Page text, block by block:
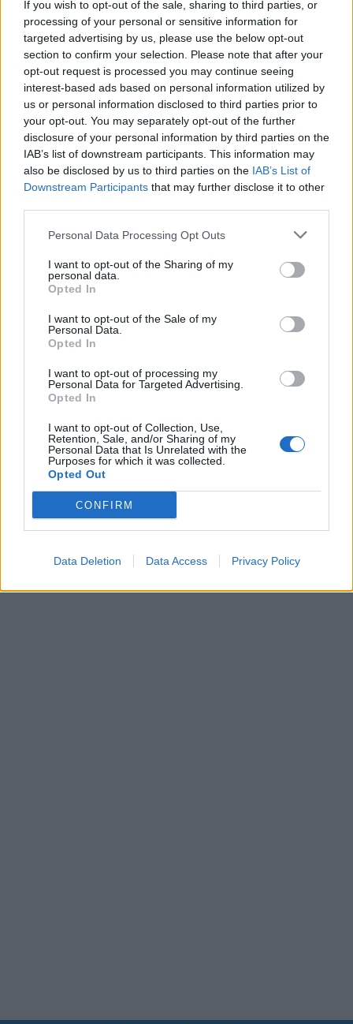
If you wish to opt-out of the sale, sharing to third parties, or
processing of your personal or sensitive information for
targeted advertising by us, please use the below opt-out
section to confirm your selection. Please note that after your
opt-out request is processed you may continue seeing
interest-based ads based on personal information utilized by
us or personal information disclosed to third parties prior to
your opt-out. You may separately opt-out of the further
disclosure of your personal information by third parties on the
IAB’s list of downstream participants. This information may
also be disclosed by us to third parties on the IAB’s List of
Downstream Participants that may further disclose it to other
Personal Data Processing Opt Outs
I want to opt-out of the Sharing of my
personal data.
Opted In
I want to opt-out of the Sale of my
Personal Data.
Opted In
I want to opt-out of processing my
Personal Data for Targeted Advertising.
Opted In
I want to opt-out of Collection, Use,
Retention, Sale, and/or Sharing of my
Personal Data that Is Unrelated with the
Purposes for which it was collected.
Opted Out
CONFIRM
Data Deletion Data Access Privacy Policy
In evidenza